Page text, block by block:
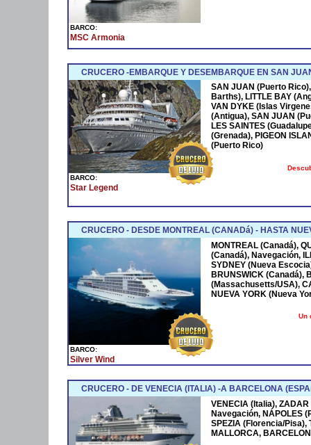
BARCO:
MSC Armonia
CRUCERO -EMBARQUE Y DESEMBARQUE EN SAN
BARCO:
Star Legend
SAN JUAN (Puerto
Barths), LITTLE BAY
VAN DYKE (Islas
(Antigua), SAN JUAN
LES SAINTES
(Grenada), PIGEON
(Puerto Rico)
CRUCERO - DESDE MONTREAL (CANADá) - HASTA
BARCO:
Silver Wind
MONTREAL (Canadá),
(Canadá), Navegación,
SYDNEY (Nueva
BRUNSWICK (Canadá),
(Massachusetts/USA),
NUEVA YORK (Nueva
Un
CRUCERO - DE VENECIA (ITALIA) -A BARCELONA
VENECIA (Italia),
Navegación, NÁPOLES
SPEZIA (Florencia/Pisa),
MALLORCA,